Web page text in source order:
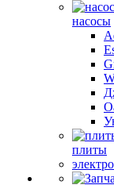
насосы
плиты